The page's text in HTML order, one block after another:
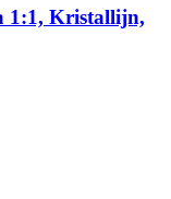
1:1, Kristallijn,